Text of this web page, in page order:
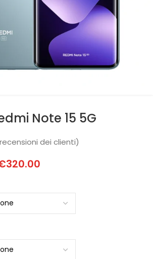
Note 15 5G
recensioni dei clienti)
320.00